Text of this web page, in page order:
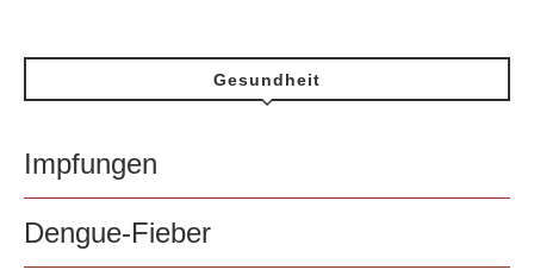
Gesundheit
Impfungen
Dengue-Fieber